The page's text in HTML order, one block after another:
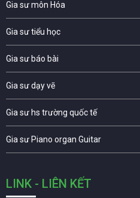
Gia sư môn Hóa
Gia sư tiểu học
Gia sư báo bài
Gia sư dạy vẽ
Gia sư hs trường quốc tế
Gia sư Piano organ Guitar
LINK - LIÊN KẾT